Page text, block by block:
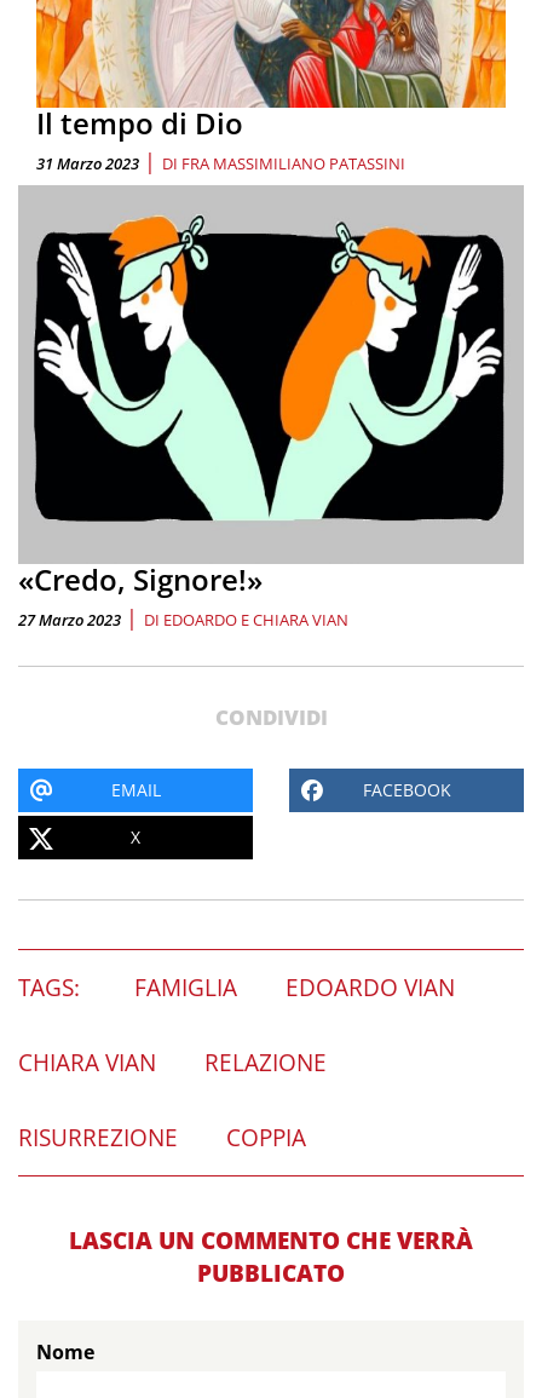
Il tempo di Dio
31 Marzo 2023 | DI FRA MASSIMILIANO PATASSINI
«Credo, Signore!»
27 Marzo 2023 | DI EDOARDO E CHIARA VIAN
CONDIVIDI
EMAIL FACEBOOK
X
TAGS: FAMIGLIA EDOARDO VIAN
CHIARA VIAN RELAZIONE
RISURREZIONE COPPIA
LASCIA UN COMMENTO CHE VERRÀ
PUBBLICATO
Nome